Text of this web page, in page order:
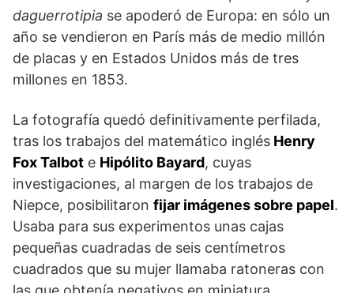
daguerrotipia se apoderó de Europa: en sólo un
año se vendieron en París más de medio millón
de placas y en Estados Unidos más de tres
millones en 1853.
La fotografía quedó definitivamente perfilada,
tras los trabajos del matemático inglés Henry
Fox Talbot e Hipólito Bayard, cuyas
investigaciones, al margen de los trabajos de
Niepce, posibilitaron fijar imágenes sobre papel.
Usaba para sus experimentos unas cajas
pequeñas cuadradas de seis centímetros
cuadrados que su mujer llamaba ratoneras con